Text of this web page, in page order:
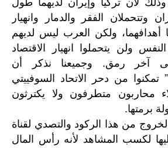
الفقر والدمار وانهيار
أهدافهما، ولكن العرب ليس لديهم
ولن يتحملوا انهيار الاقتصاد
آخر رمق. وجميعنا نذكر أن
تمكنوا من دحر الاتحاد السوفييتي
محاربون متطرفون ولا يكترثون
برمتها.
من هذا الركود والتصدي لقناة
لكسب المشاهد لأنه رأس المال